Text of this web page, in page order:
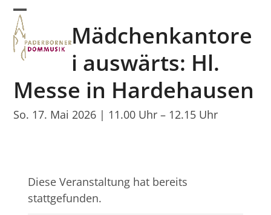
Skip
content
Open
mobile
menu
Close
mobile
menu
Mädchenkantore
i auswärts: Hl.
Messe in Hardehausen
So. 17. Mai 2026 | 11.00 Uhr – 12.15 Uhr
Diese Veranstaltung hat bereits
stattgefunden.